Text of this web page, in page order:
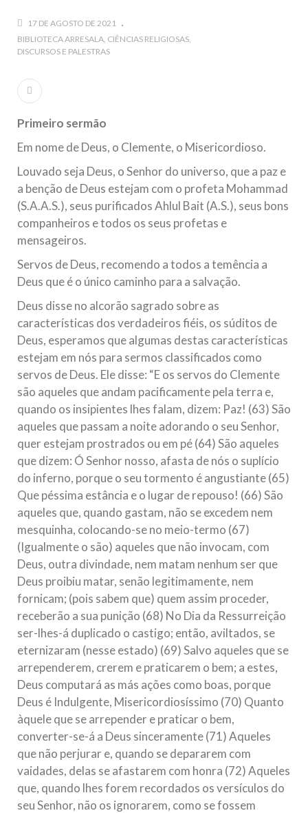
5 DE NOVEMBRO DE 2013
Ano Novo Islâmico e Início de Muharam
Islâmico no Brasil parabeniza a nação islâmica pela chegada
no ano novo muçulmano de 1435 Hejrita. Desejamos a
todos os irmãos e irmãs um novo
10 DE NOVEMBRO DE 2013
Falecimento do Imam Ali Ibn Al-Hussein
Em nome de Deus, o Clemente, o Misericordioso! Diante da
data em que relembramos o martírio do quarto Imam dos
muçulmanos, o Imam Ali Ibn Al-Hussein Ibn Ali Ibn Abi Táleb
(A.S.), conhecido por “Zein Al-Ábidin” (Formosura
NOTÍCIAS
Centro Islâmico no Brasil recebe o ex-
ministro das Relações Exteriores da
República Islâmica do Irã
Na noite da quinta-feira, 03 de Abril, o Centro Islâmico no
Brasil recebeu em sua sede, em São Paulo, o ex-ministro das
Relações Exteriores da República Islâmica do Irã, Sr. Kamal
Kharrazi, que encontra-se visitando
17 DE AGOSTO DE 2021
BIBLIOTECA ARRESALA CIÊNCIAS RELIGIOSAS
DISCURSOS E PALESTRAS
Primeiro sermão
Em nome de Deus, o Clemente, o Misericordioso.
Louvado seja Deus, o Senhor do universo, que a paz e
a benção de Deus estejam com o profeta Mohammad
(S.A.A.S.), seus purificados Ahlul Bait (A.S.), seus bons
companheiros e todos os seus profetas e
mensageiros.
Servos de Deus, recomendo a todos a temência a
Deus que é o único caminho para a salvação.
Deus disse no alcorão sagrado sobre as
características dos verdadeiros fiéis, os súditos de
Deus, esperamos que algumas destas características
estejam em nós para sermos classificados como
servos de Deus. Ele disse: “E os servos do Clemente
são aqueles que andam pacificamente pela terra e,
quando os insipientes lhes falam, dizem: Paz! (63) São
aqueles que passam a noite adorando o seu Senhor,
quer estejam prostrados ou em pé (64) São aqueles
que dizem: Ó Senhor nosso, afasta de nós o suplício
do inferno, porque o seu tormento é angustiante (65)
Que péssima estância e o lugar de repouso! (66) São
aqueles que, quando gastam, não se excedem nem
mesquinha, colocando-se no meio-termo (67)
(Igualmente o são) aqueles que não invocam, com
Deus, outra divindade, nem matam nenhum ser que
Deus proibiu matar, senão legitimamente, nem
fornicam; (pois sabem que) quem assim proceder,
receberão a sua punição (68) No Dia da Ressurreição
ser-lhes-á duplicado o castigo; então, aviltados, se
eternizaram (nesse estado) (69) Salvo aqueles que se
arrependerem, crerem e praticarem o bem; a estes,
Deus computará as más ações como boas, porque
Deus é Indulgente, Misericordiosíssimo (70) Quanto
àquele que se arrepender e praticar o bem,
converter-se-á a Deus sinceramente (71) Aqueles
que não perjurar e, quando se depararem com
vaidades, delas se afastarem com honra (72) Aqueles
que, quando lhes forem recordados os versículos do
seu Senhor, não os ignorarem, como se fossem